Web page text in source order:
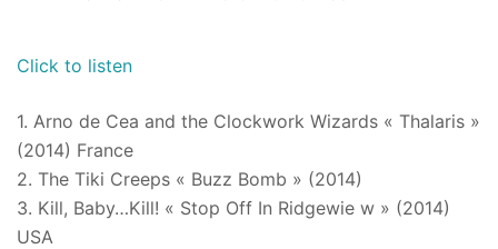
Click to listen
1. Arno de Cea and the Clockwork Wizards « Thalaris »
(2014) France
2. The Tiki Creeps « Buzz Bomb » (2014)
3. Kill, Baby…Kill! « Stop Off In Ridgewie w » (2014)
USA